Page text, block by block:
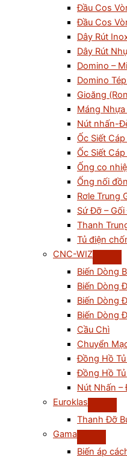
Đầu Cos
Đầu Cos
Dây Rút
Dây Rút
Domino –
Domino
Gioăng
Máng Nhựa
Nút nhấn-
Ốc Siết
Ốc Siết
Ống co
Ống nối
Rơle Trung
Sứ Đỡ –
Thanh
Tủ điện
CNC-WIZ
Biến Dòng
Biến Dòng
Biến Dòng
Biến Dòng
Cầu Chì
Chuyển
Đồng Hồ
Đồng Hồ
Nút Nhấn –
Euroklas
Thanh Đỡ
Gama
Biến áp